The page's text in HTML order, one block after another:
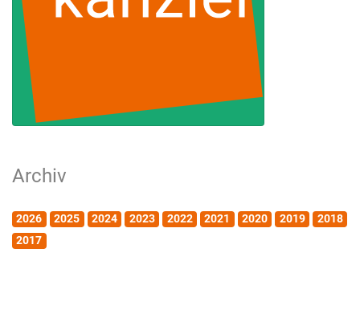
Archiv
2026 2025 2024 2023 2022 2021 2020 2019
2018
2017